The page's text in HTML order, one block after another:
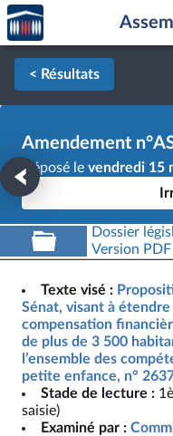
Aller au contenu
Aller en bas de la page
Accèder
à la
page
d'accueil
< Résultats
Amendement
Déposé le vendredi 15
Dossier
Version PDF
Texte visé :
Sénat, visant à
compensation
de plus de 3 500
l’ensemble des
petite enfance, n°
Stade de lecture :
saisie)
Examiné par :